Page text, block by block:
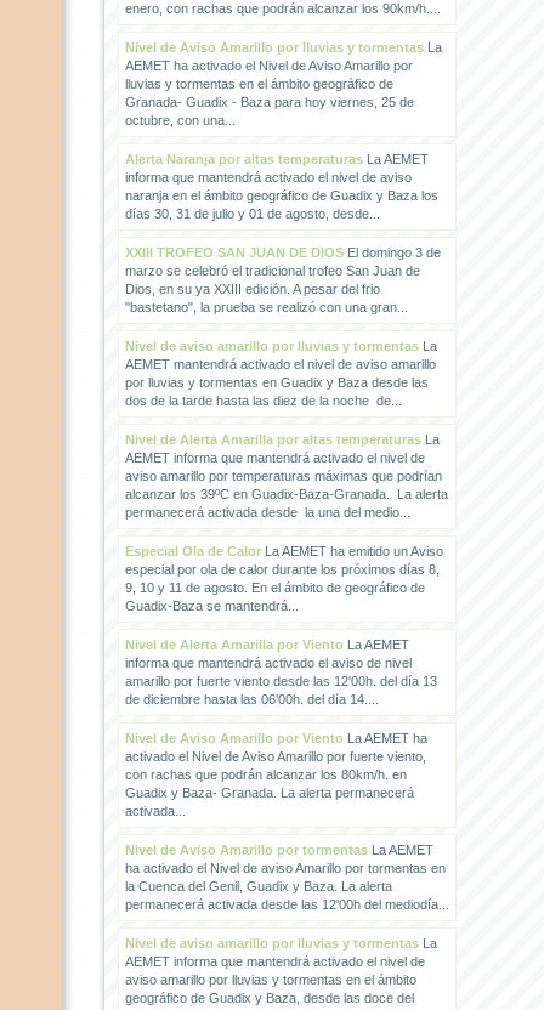
enero, con rachas que podrán alcanzar los 90km/h....
Nivel de Aviso Amarillo por lluvias y tormentasLa
AEMET ha activado el Nivel de Aviso Amarillo por
lluvias y tormentas en el ámbito geográfico de
Granada- Guadix - Baza para hoy viernes, 25 de
octubre, con una...
Alerta Naranja por altas temperaturasLa AEMET
informa que mantendrá activado el nivel de aviso
naranja en el ámbito geográfico de Guadix y Baza los
días 30, 31 de julio y 01 de agosto, desde...
XXIII TROFEO SAN JUAN DE DIOSEl domingo 3 de
marzo se celebró el tradicional trofeo San Juan de
Dios, en su ya XXIII edición. A pesar del frio
"bastetano", la prueba se realizó con una gran...
Nivel de aviso amarillo por lluvias y tormentasLa
AEMET mantendrá activado el nivel de aviso amarillo
por lluvias y tormentas en Guadix y Baza desde las
dos de la tarde hasta las diez de la noche de...
Nivel de Alerta Amarilla por altas temperaturasLa
AEMET informa que mantendrá activado el nivel de
aviso amarillo por temperaturas máximas que podrían
alcanzar los 39ºC en Guadix-Baza-Granada. La alerta
permanecerá activada desde la una del medio...
Especial Ola de CalorLa AEMET ha emitido un Aviso
especial por ola de calor durante los próximos días 8,
9, 10 y 11 de agosto. En el ámbito de geográfico de
Guadix-Baza se mantendrá...
Nivel de Alerta Amarilla por VientoLa AEMET
informa que mantendrá activado el aviso de nivel
amarillo por fuerte viento desde las 12'00h. del día 13
de diciembre hasta las 06'00h. del día 14....
Nivel de Aviso Amarillo por VientoLa AEMET ha
activado el Nivel de Aviso Amarillo por fuerte viento,
con rachas que podrán alcanzar los 80km/h. en
Guadix y Baza- Granada. La alerta permanecerá
activada...
Nivel de Aviso Amarillo por tormentasLa AEMET
ha activado el Nivel de aviso Amarillo por tormentas en
la Cuenca del Genil, Guadix y Baza. La alerta
permanecerá activada desde las 12'00h del mediodía...
Nivel de aviso amarillo por lluvias y tormentasLa
AEMET informa que mantendrá activado el nivel de
aviso amarillo por lluvias y tormentas en el ámbito
geográfico de Guadix y Baza, desde las doce del